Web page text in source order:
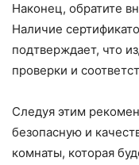
Наконец, обратите
Наличие
подтверждает, что
проверки и
Следуя этим
безопасную и
комнаты, которая